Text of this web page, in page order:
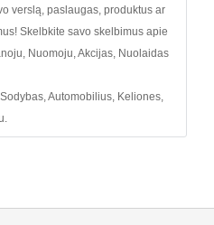
verslą, paslaugas, produktus ar
Skelbkite savo skelbimus apie
Nuomoju, Akcijas, Nuolaidas
Automobilius, Keliones,